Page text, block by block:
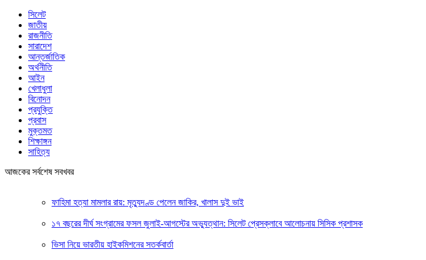
সিলেট
জাতীয়
রাজনীতি
সারাদেশ
আন্তর্জাতিক
অর্থনীতি
আইন
খেলাধুলা
বিনোদন
প্রযুক্তি
প্রবাস
মুক্তমত
শিক্ষাঙ্গন
সাহিত্য
আজকের সর্বশেষ সবখবর
ফাহিমা হত্যা মামলার রায়: মৃত্যুদণ্ড পেলেন জাকির, খালাস দুই ভাই
১৭ বছরের দীর্ঘ সংগ্রামের ফসল জুলাই-আগস্টের অভ্যুত্থান: সিলেট প্রেসক্লাবে আলোচনায় সিসিক প্রশাসক
ভিসা নিয়ে ভারতীয় হাইকমিশনের সতর্কবার্তা